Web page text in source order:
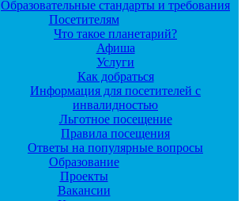
Образовательные стандарты и требования
Посетителям
Что такое планетарий?
Афиша
Услуги
Как добраться
Информация для посетителей с
инвалидностью
Льготное посещение
Правила посещения
Ответы на популярные вопросы
Образование
Проекты
Вакансии